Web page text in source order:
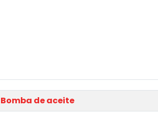
Bomba de aceite